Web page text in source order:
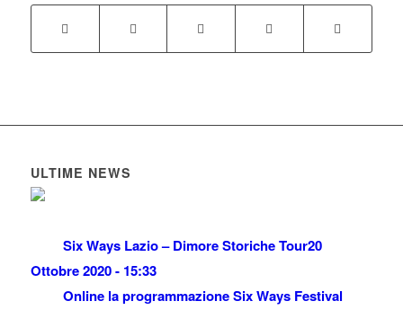
ULTIME NEWS
Six Ways Lazio – Dimore Storiche Tour20
Ottobre 2020 - 15:33
Online la programmazione Six Ways Festival